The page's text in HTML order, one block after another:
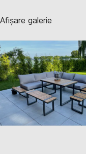
Afișare galerie